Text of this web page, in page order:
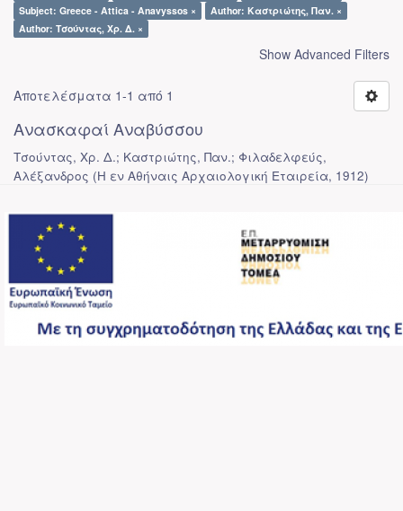
Subject: Greece - Attica - Anavyssos ×
Author: Καστριώτης, Παν. ×
Author: Τσούντας, Χρ. Δ. ×
Show Advanced Filters
Αποτελέσματα 1-1 από 1
Ανασκαφαί Αναβύσσου
Τσούντας, Χρ. Δ.; Καστριώτης, Παν.; Φιλαδελφεύς,
Αλέξανδρος (Η εν Αθήναις Αρχαιολογική Εταιρεία, 1912)